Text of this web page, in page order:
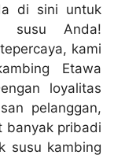
di sini untuk
susu Anda!
kami
Etawa
loyalitas
pelanggan,
banyak pribadi
susu kambing